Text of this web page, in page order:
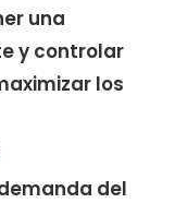
una
y controlar
los
del